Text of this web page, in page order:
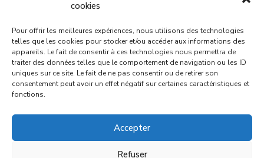
cookies
Pour offrir les meilleures expériences, nous utilisons des technologies
telles que les cookies pour stocker et/ou accéder aux informations des
appareils. Le fait de consentir à ces technologies nous permettra de
traiter des données telles que le comportement de navigation ou les ID
uniques sur ce site. Le fait de ne pas consentir ou de retirer son
consentement peut avoir un effet négatif sur certaines caractéristiques et
fonctions.
Accepter
Refuser
Mercredi : 08:30 – 12:00 | 14:00 – 17:00
Vendredi : 08:30 – 12:00 | 14:00 – 17:00
Samedi : Fermée
Dimanche : Fermée
Mentions légales